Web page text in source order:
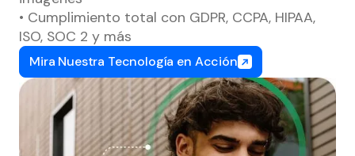
• Cumplimiento total con GDPR, CCPA, HIPAA,
ISO, SOC 2 y más
Mira Nuestra Tecnología en Acción